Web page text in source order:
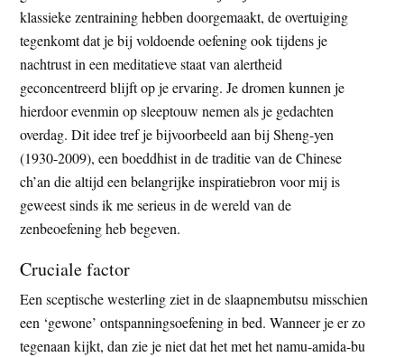
klassieke zentraining hebben doorgemaakt, de overtuiging
tegenkomt dat je bij voldoende oefening ook tijdens je
nachtrust in een meditatieve staat van alertheid
geconcentreerd blijft op je ervaring. Je dromen kunnen je
hierdoor evenmin op sleeptouw nemen als je gedachten
overdag. Dit idee tref je bijvoorbeeld aan bij Sheng-yen
(1930-2009), een boeddhist in de traditie van de Chinese
ch’an die altijd een belangrijke inspiratiebron voor mij is
geweest sinds ik me serieus in de wereld van de
zenbeoefening heb begeven.
Cruciale factor
Een sceptische westerling ziet in de slaapnembutsu misschien
een ‘gewone’ ontspanningsoefening in bed. Wanneer je er zo
tegenaan kijkt, dan zie je niet dat het met het namu-amida-bu